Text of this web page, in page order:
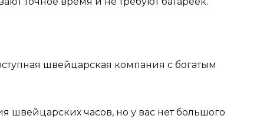
швейцарская компания с богатым
швейцарских часов, но у вас нет большого